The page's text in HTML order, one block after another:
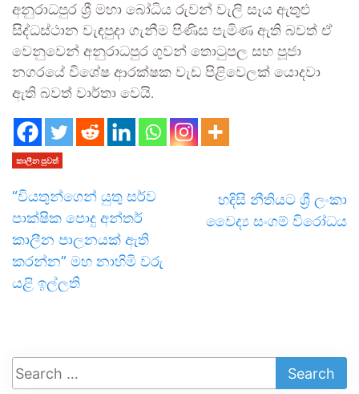
අනුරාධපුර ශ්‍රී මහා බෝධිය රුවන් වැලි සෑ‍ය ඇතුළු
සිද්ධස්ථාන වැඳපුදා ගැනීම පිණිස පැමිණ ඇති බවත් ඒ
වෙනුවෙන් අනුරාධපුර ගුවන් තොටුපල සහ පූජා
නගරයේ විශේෂ ආරක්ෂක වැඩ පිළිවෙලක් යොදවා
ඇති බවත් වාර්තා වෙයි.
කාලීන පුවත්
“වියතුන්ගෙන් යුතු සර්ව
පාක්ෂික පොදු අන්තර්
කාලීන පාලනයක් ඇති
කරන්න” මහ නාහිමි වරු
යළි ඉල්ලති
හදිසි නීතියට ශ්‍රී ලංකා
වෛද්‍ය සංගම් විරෝධය